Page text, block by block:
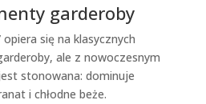
garderoby
opiera się na klasycznych
ale z nowoczesnym
stonowana: dominuje
i chłodne beże.